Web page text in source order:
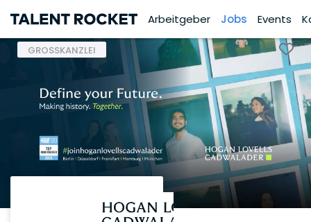
Arbeitgeber Jobs Events
GROSSKANZLEI